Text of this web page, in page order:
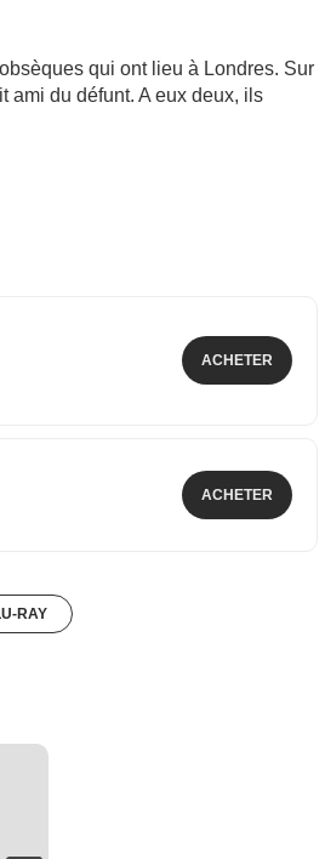
qui ont lieu à Londres. Sur
ami du défunt. A eux deux, ils
ACHETER
ACHETER
RAY